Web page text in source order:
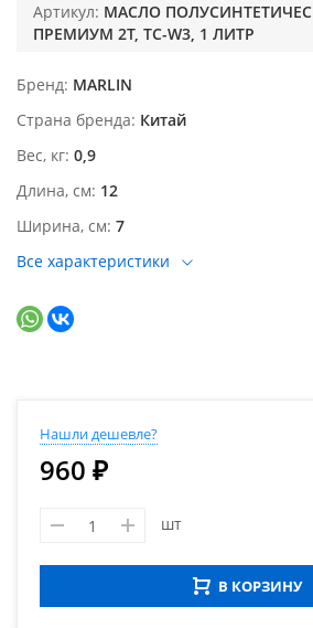
Артикул: МАСЛО
ПРЕМИУМ 2Т, TC-W3, 1 ЛИТР
Бренд MARLIN
Страна бренда Китай
Вес, кг 0,9
Длина, см 12
Ширина, см 7
Все характеристики
Нашли дешевле?
960 ₽
шт
В КОРЗИНУ